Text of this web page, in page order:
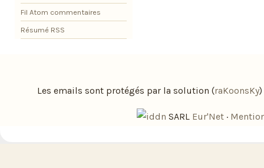
Fil Atom commentaires
Résumé RSS
Les emails sont protégés par la solution (raKoonsKy)
SARL Eur'Net ·